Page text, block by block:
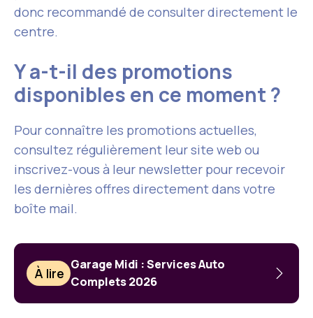
donc recommandé de consulter directement le
centre.
Y a-t-il des promotions
disponibles en ce moment ?
Pour connaître les promotions actuelles,
consultez régulièrement leur site web ou
inscrivez-vous à leur newsletter pour recevoir
les dernières offres directement dans votre
boîte mail.
À lire
Garage Midi : Services Auto
Complets 2026